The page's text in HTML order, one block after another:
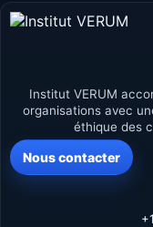
Institut VERUM
organisations avec
éthique des
Nous contacter